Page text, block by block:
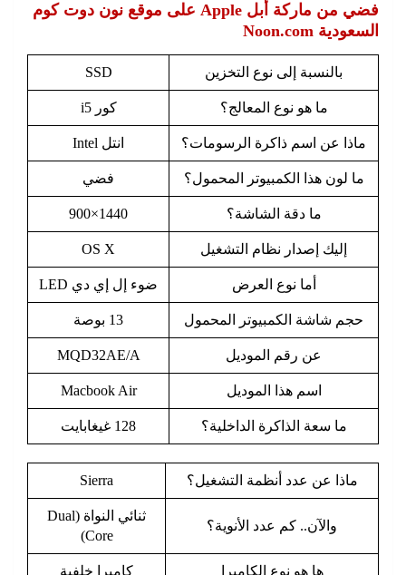
فضي من ماركة أبل Apple على موقع نون دوت كوم
السعودية Noon.com
بالنسبة إلى نوع التخزين SSD
ما هو نوع المعالج؟ كور i5
ماذا عن اسم ذاكرة الرسومات؟ انتل Intel
ما لون هذا الكمبيوتر المحمول؟ فضي
ما دقة الشاشة؟ 1440×900
إليك إصدار نظام التشغيل OS X
أما نوع العرض ضوء إل إي دي LED
حجم شاشة الكمبيوتر المحمول 13 بوصة
عن رقم الموديل MQD32AE/A
اسم هذا الموديل Macbook Air
ما سعة الذاكرة الداخلية؟ 128 غيغابايت
ماذا عن عدد أنظمة التشغيل؟ Sierra
والآن.. كم عدد الأنوية؟
ثنائي النواة (Dual
Core)
ها هو نوع الكاميرا كاميرا خلفية